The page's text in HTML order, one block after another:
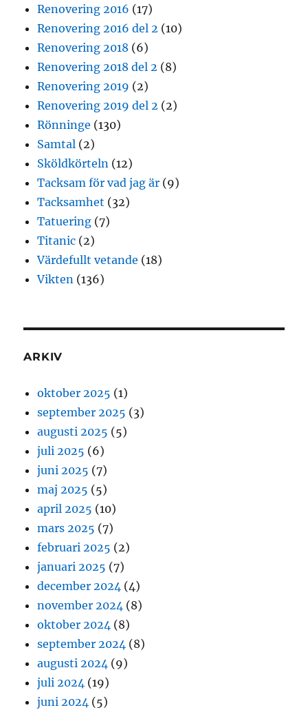
Renovering 2016 (17)
Renovering 2016 del 2 (10)
Renovering 2018 (6)
Renovering 2018 del 2 (8)
Renovering 2019 (2)
Renovering 2019 del 2 (2)
Rönninge (130)
Samtal (2)
Sköldkörteln (12)
Tacksam för vad jag är (9)
Tacksamhet (32)
Tatuering (7)
Titanic (2)
Värdefullt vetande (18)
Vikten (136)
ARKIV
oktober 2025 (1)
september 2025 (3)
augusti 2025 (5)
juli 2025 (6)
juni 2025 (7)
maj 2025 (5)
april 2025 (10)
mars 2025 (7)
februari 2025 (2)
januari 2025 (7)
december 2024 (4)
november 2024 (8)
oktober 2024 (8)
september 2024 (8)
augusti 2024 (9)
juli 2024 (19)
juni 2024 (5)